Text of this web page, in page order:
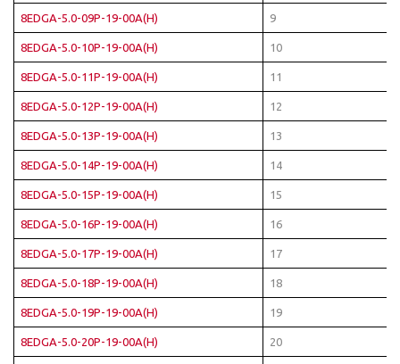
8EDGA-5.0-09P-19-00A(H) 9
8EDGA-5.0-10P-19-00A(H) 10
8EDGA-5.0-11P-19-00A(H) 11
8EDGA-5.0-12P-19-00A(H) 12
8EDGA-5.0-13P-19-00A(H) 13
8EDGA-5.0-14P-19-00A(H) 14
8EDGA-5.0-15P-19-00A(H) 15
8EDGA-5.0-16P-19-00A(H) 16
8EDGA-5.0-17P-19-00A(H) 17
8EDGA-5.0-18P-19-00A(H) 18
8EDGA-5.0-19P-19-00A(H) 19
8EDGA-5.0-20P-19-00A(H) 20